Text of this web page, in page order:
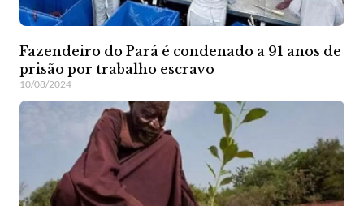
Fazendeiro do Pará é condenado a 91 anos de
prisão por trabalho escravo
10/08/2024